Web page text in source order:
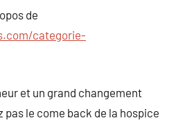
de
categorie-
et un grand changement
pas le come back de la hospice